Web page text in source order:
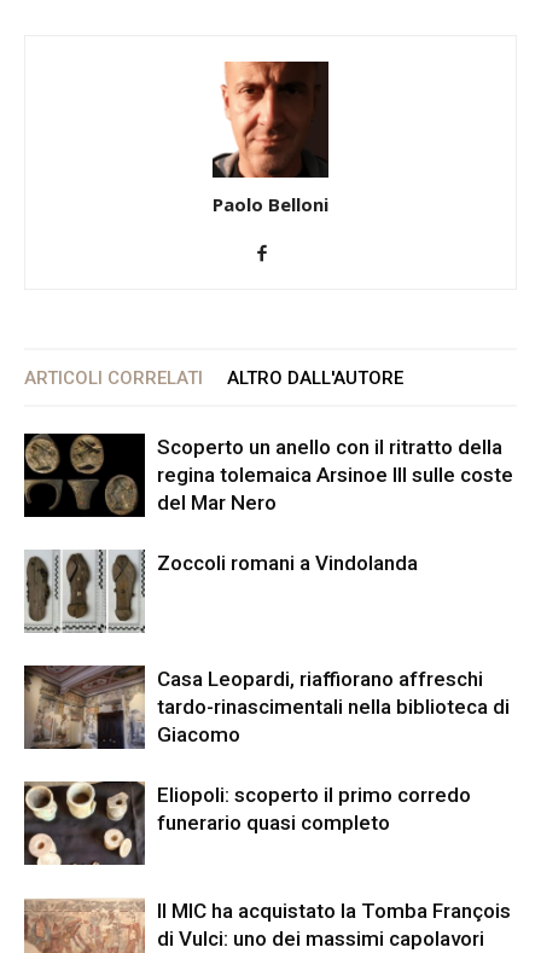
Paolo Belloni
ARTICOLI CORRELATI ALTRO DALL'AUTORE
Scoperto un anello con il ritratto della
regina tolemaica Arsinoe III sulle coste
del Mar Nero
Zoccoli romani a Vindolanda
Casa Leopardi, riaffiorano affreschi
tardo-rinascimentali nella biblioteca di
Giacomo
Eliopoli: scoperto il primo corredo
funerario quasi completo
Il MIC ha acquistato la Tomba François
di Vulci: uno dei massimi capolavori